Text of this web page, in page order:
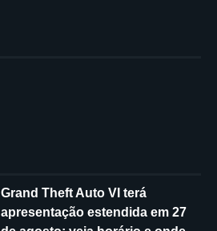
Grand Theft Auto VI terá
apresentação estendida em 27